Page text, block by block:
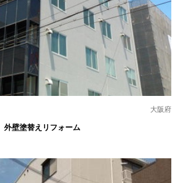
大阪府
壁塗替えリフォーム